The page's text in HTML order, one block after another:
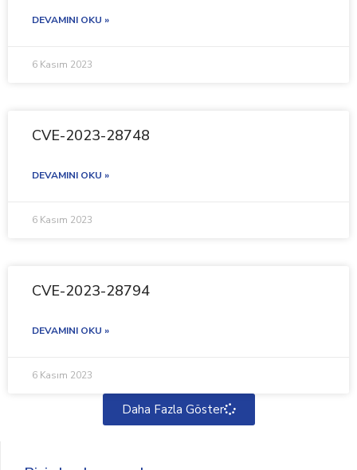
DEVAMINI OKU »
6 Kasım 2023
CVE-2023-28748
DEVAMINI OKU »
6 Kasım 2023
CVE-2023-28794
DEVAMINI OKU »
6 Kasım 2023
Daha Fazla Göster